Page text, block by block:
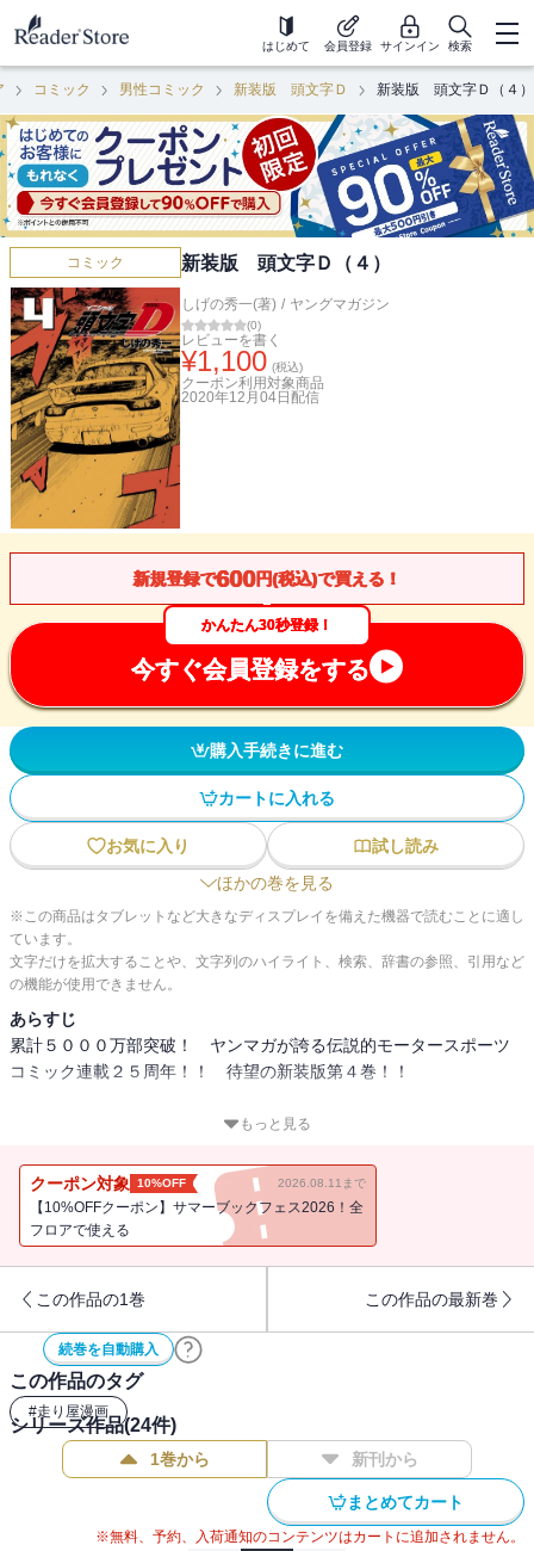
はじめて 会員登録 サインイン 検索
コミック 男性コミック 新装版 頭文字Ｄ 新装版 頭文字Ｄ（４）
コミック 新装版 頭文字Ｄ（４）
しげの秀一(著) / ヤングマガジン
(0)
レビューを書く
¥1,100 (税込)
クーポン利用対象商品
2020年12月04日 配信
新規登録で600円(税込)で買える！
かんたん30秒登録！
今すぐ会員登録をする
購入手続きに進む
カートに入れる
お気に入り
試し読み
ほかの巻を見る
※この商品はタブレットなど大きなディスプレイを備えた機器で読むことに適し
ています。
文字だけを拡大することや、文字列のハイライト、検索、辞書の参照、引用など
の機能が使用できません。
あらすじ
累計５０００万部突破！ ヤンマガが誇る伝説的モータースポーツ
コミック連載２５周年！！ 待望の新装版第４巻！！
夏休みも終わり、いつもの学校生活にもどる拓海。しかしこの夏に
紋を呼んでいた！
一方レッドサンズの高橋涼介は、関東最速プロジェクトの実現へ、
県内チームとの交流戦を再開する。
もっと見る
クーポン対象 10%OFF 2026.08.11まで
【10%OFFクーポン】サマーブックフェス2026！全
フロアで使える
この作品の1巻 この作品の最新巻
続巻を自動購入
この作品のタグ
#走り屋漫画
シリーズ作品(24件)
1巻から 新刊から
まとめてカート
※無料、予約、入荷通知のコンテンツはカートに追加されません。